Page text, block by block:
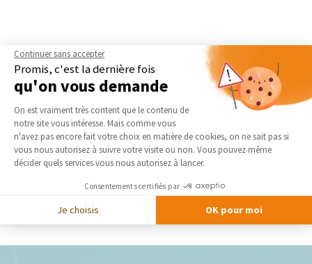
Continuer sans accepter
Promis, c'est la dernière fois
qu'on vous demande
Plateforme de Gestion du
On est vraiment très content que le contenu de
notre site vous intéresse. Mais comme vous
n'avez pas encore fait votre choix en matière de cookies, on ne sait pas si
vous nous autorisez à suivre votre visite ou non. Vous pouvez même
décider quels services vous nous autorisez à lancer.
Consentements certifiés par
Je choisis OK pour moi
Axeptio consent